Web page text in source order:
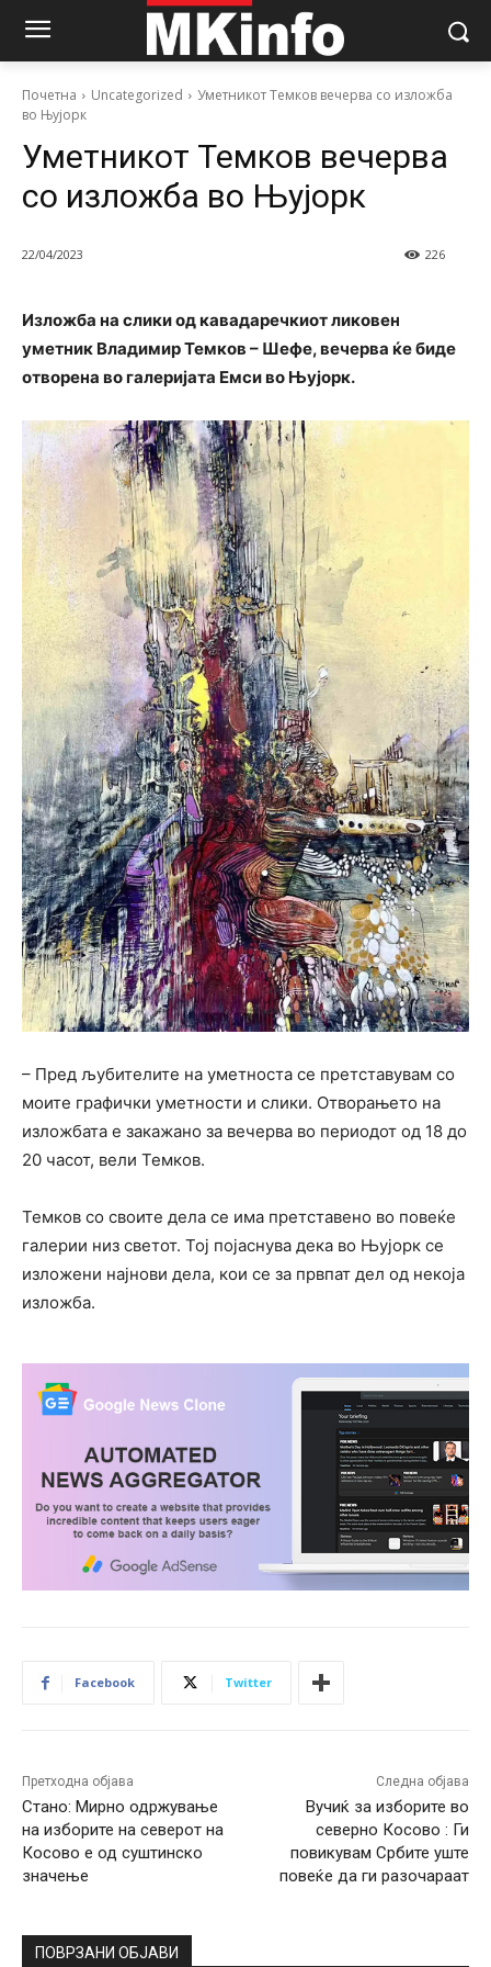
Почетна Uncategorized
Уметникот Темков вечерва со изложба
во Њујорк
Уметникот Темков вечерва
со изложба во Њујорк
22/04/2023 226
Изложба на слики од кавадаречкиот ликовен
уметник Владимир Темков – Шефе, вечерва ќе биде
отворена во галеријата Емси во Њујорк.
– Пред љубителите на уметноста се претставувам со
моите графички уметности и слики. Отворањето на
изложбата е закажано за вечерва во периодот од 18 до
20 часот, вели Темков.
Темков со своите дела се има претставено во повеќе
галерии низ светот. Тој појаснува дека во Њујорк се
изложени најнови дела, кои се за првпат дел од некоја
изложба.
Facebook Twitter
Претходна објава
Стано: Мирно одржување
на изборите на северот на
Косово е од суштинско
значење
Следна објава
Вучиќ за изборите во
северно Косово : Ги
повикувам Србите уште
повеќе да ги разочараат
ПОВРЗАНИ ОБЈАВИ